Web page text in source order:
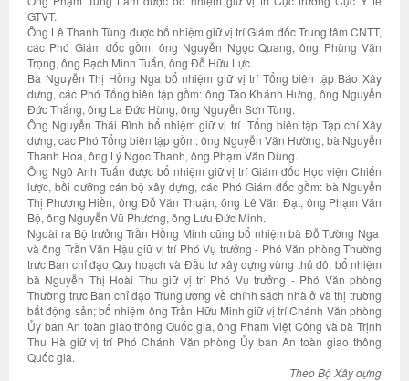
GTVT.
Ông Lê Thanh Tùng được bổ nhiệm giữ vị trí Giám đốc Trung tâm CNTT,
các Phó Giám đốc gồm: ông Nguyễn Ngọc Quang, ông Phùng Văn
Trọng, ông Bạch Minh Tuấn, ông Đỗ Hữu Lực.
Bà Nguyễn Thị Hồng Nga bổ nhiệm giữ vị trí Tổng biên tập Báo Xây
dựng, các Phó Tổng biên tập gồm: ông Tào Khánh Hưng, ông Nguyễn
Đức Thắng, ông La Đức Hùng, ông Nguyễn Sơn Tùng.
Ông Nguyễn Thái Bình bổ nhiệm giữ vị trí Tổng biên tập Tạp chí Xây
dựng, các Phó Tổng biên tập gồm: ông Nguyễn Văn Hường, bà Nguyễn
Thanh Hoa, ông Lý Ngọc Thanh, ông Phạm Văn Dùng.
Ông Ngô Anh Tuấn được bổ nhiệm giữ vị trí Giám đốc Học viện Chiến
lược, bồi dưỡng cán bộ xây dựng, các Phó Giám đốc gồm: bà Nguyễn
Thị Phương Hiền, ông Đỗ Văn Thuận, ông Lê Văn Đạt, ông Phạm Văn
Bộ, ông Nguyễn Vũ Phương, ông Lưu Đức Minh.
Ngoài ra Bộ trưởng Trần Hồng Minh cũng bổ nhiệm bà Đỗ Tường Nga
và ông Trần Văn Hậu giữ vị trí Phó Vụ trưởng - Phó Văn phòng Thường
trực Ban chỉ đạo Quy hoạch và Đầu tư xây dựng vùng thủ đô; bổ nhiệm
bà Nguyễn Thị Hoài Thu giữ vị trí Phó Vụ trưởng - Phó Văn phòng
Thường trực Ban chỉ đạo Trung ương về chính sách nhà ở và thị trường
bất động sản; bổ nhiệm ông Trần Hữu Minh giữ vị trí Chánh Văn phòng
Ủy ban An toàn giao thông Quốc gia, ông Phạm Việt Công và bà Trịnh
Thu Hà giữ vị trí Phó Chánh Văn phòng Ủy ban An toàn giao thông
Quốc gia.
Theo Bộ Xây dựng